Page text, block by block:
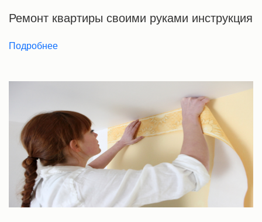
Ремонт квартиры своими руками инструкция
Подробнее